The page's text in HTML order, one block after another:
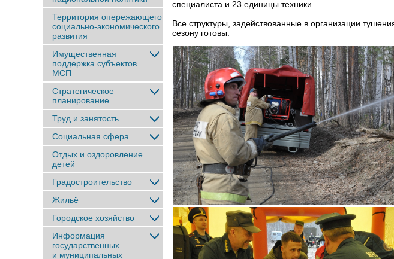
Территория опережающего
социально-экономического
развития
Имущественная
поддержка субъектов
МСП
Стратегическое
планирование
Труд и занятость
Социальная сфера
Отдых и оздоровление
детей
Градостроительство
Жильё
Городское хозяйство
Информация
государственных
и муниципальных
специалиста и 23 единицы техники.
Все структуры, задействованные в организации
сезону готовы.